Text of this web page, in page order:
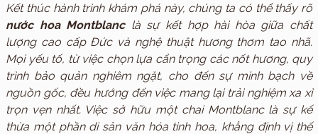
Kết thúc hành trình khám phá này, chúng ta có thể thấy rõ
nước hoa Montblanclà sự kết hợp hài hòa giữa chất
lượng cao cấp Đức và nghệ thuật hương thơm tao nhã.
Mọi yếu tố, từ việc chọn lựa cẩn trọng các nốt hương, quy
trình bảo quản nghiêm ngặt, cho đến sự minh bạch về
nguồn gốc, đều hướng đến việc mang lại trải nghiệm xa xỉ
trọn vẹn nhất. Việc sở hữu một chai Montblanc là sự kế
thừa một phần di sản văn hóa tinh hoa, khẳng định vị thế